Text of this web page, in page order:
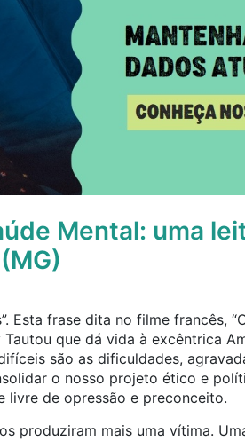
Mental: uma
Esta frase dita no filme francês,
que dá vida à excêntrica
são as dificuldades,
o nosso projeto ético e
livre de opressão e preconceito.
produziram mais uma vítima.